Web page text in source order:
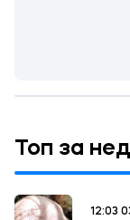
Топ за
12:03